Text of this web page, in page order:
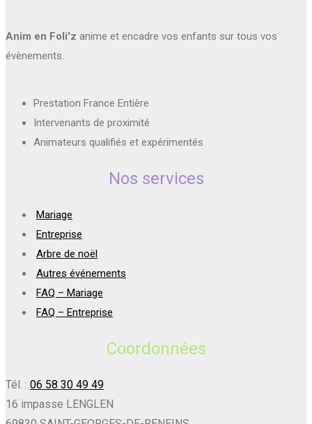
Anim en Foli'z anime et encadre vos enfants sur tous vos
évènements.
Prestation France Entière
Intervenants de proximité
Animateurs qualifiés et expérimentés
Nos services
Mariage
Entreprise
Arbre de noël
Autres événements
FAQ – Mariage
FAQ – Entreprise
Coordonnées
Tél. : 06 58 30 49 49
16 impasse LENGLEN